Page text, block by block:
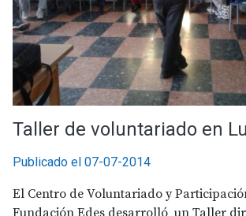
Taller de voluntariado en
Publicado el 07-07-2014
El Centro de Voluntariado y
Fundación Edes desarrolló un Taller